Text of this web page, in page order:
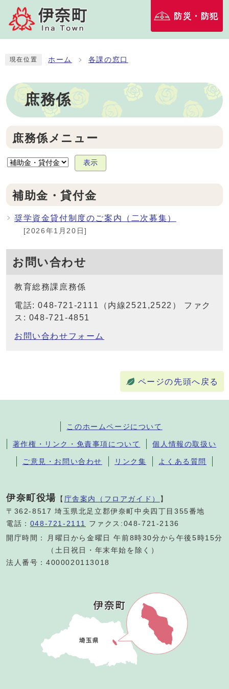
防災・防犯
現在位置 ホーム 各課の窓口
庶務係
庶務係メニュー
表示
補助金・貸付金
奨学資金貸付制度のご案内（二次募集）
[2026年1月20日]
お問い合わせ
教育総務課庶務係
電話: 048-721-2111（内線2521,2522） ファク
ス: 048-721-4851
お問い合わせフォーム
ページの先頭へ戻る
このホームページについて
著作権・リンク・免責事項について 個人情報の取扱い
ご意見・お問い合わせ リンク集 よくある質問
伊奈町役場 【 庁舎案内（フロアガイド） 】
〒362-8517 埼玉県北足立郡伊奈町中央四丁目355番地
電話： 048-721-2111
ファクス:048-721-2136
開庁時間：
月曜日から金曜日 午前8時30分から午後5時15分
（土日祝日・年末年始を除く）
法人番号：4000020113018